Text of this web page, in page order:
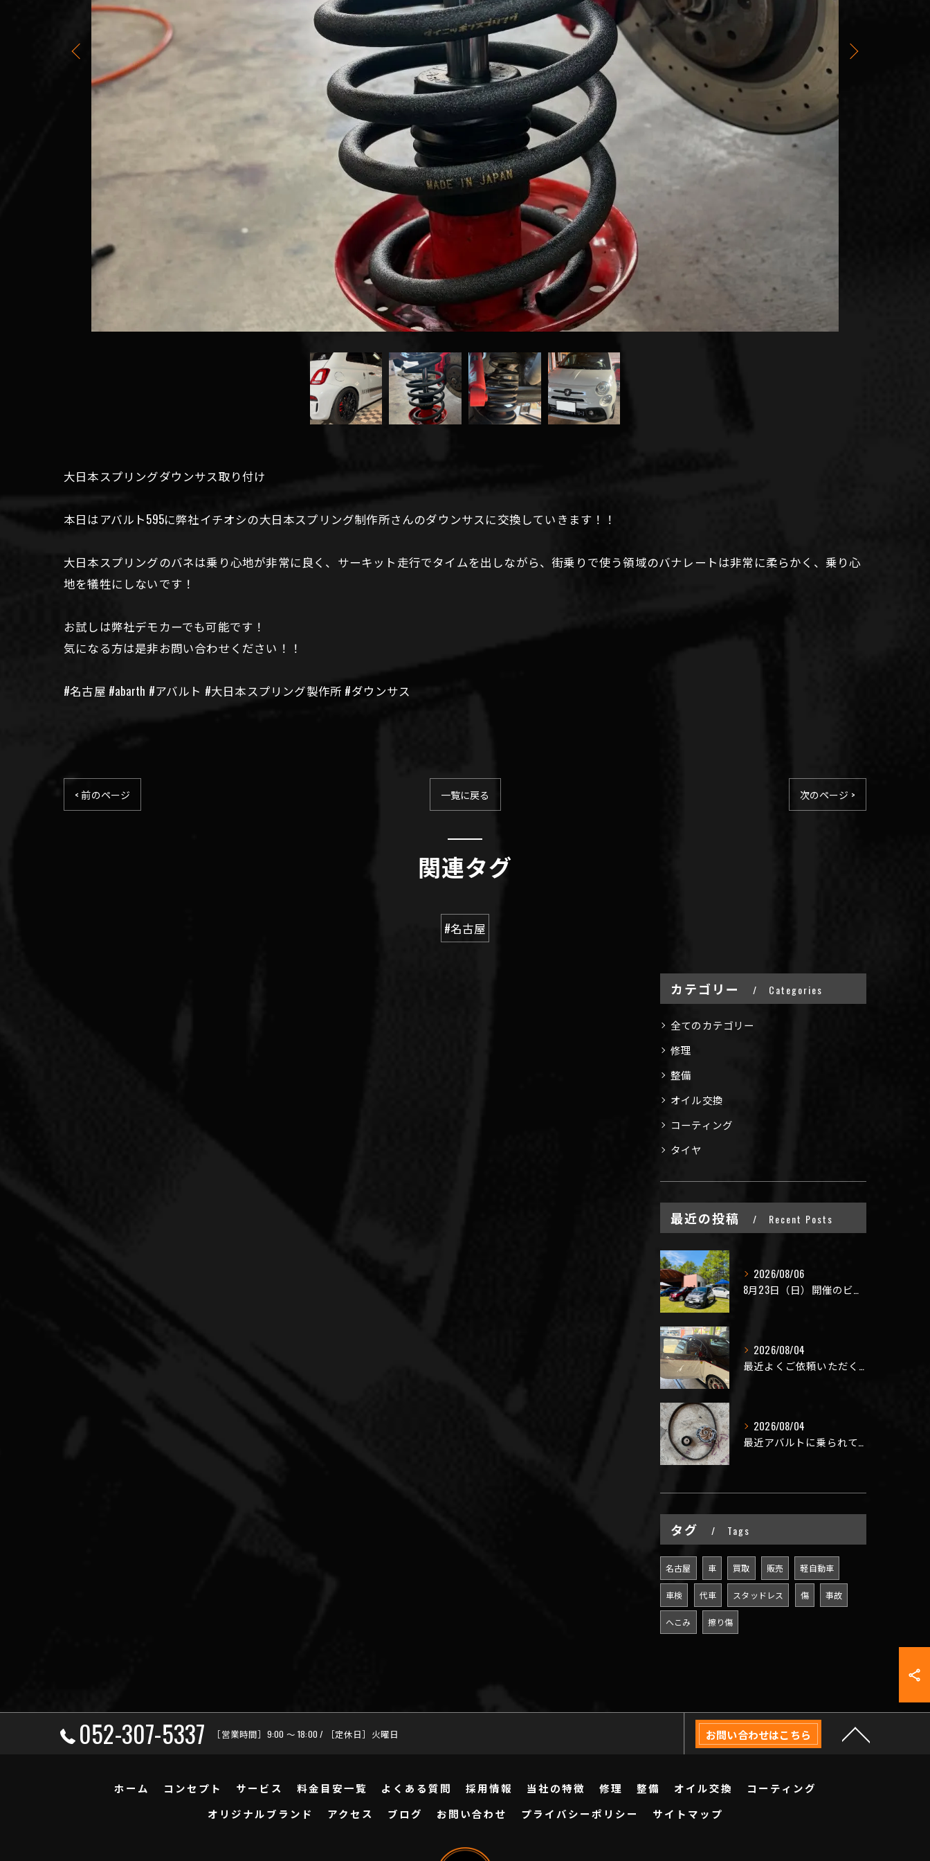
大日本スプリングダウンサス取り付け
本日はアバルト595に弊社イチオシの大日本スプリング制作所さんのダウンサスに交換していきます！！
大日本スプリングのバネは乗り心地が非常に良く、サーキット走行でタイムを出しながら、街乗りで使う領域のバナレートは非常に柔らかく、乗り心
地を犠牲にしないです！
お試しは弊社デモカーでも可能です！
気になる方は是非お問い合わせください！！
#名古屋 #abarth #アバルト #大日本スプリング製作所 #ダウンサス
< 前のページ 一覧に戻る 次のページ >
関連タグ
#名古屋
カテゴリー Categories
全てのカテゴリー
修理
整備
オイル交換
コーティング
タイヤ
最近の投稿 Recent Posts
2026/08/06
8月23日（日）開催のビーナスラインを走ろうの会 夏の陣
2026/08/04
最近よくご依頼いただく、弊社おすすめメニュー！
2026/08/04
最近アバルトに乗られてるお客様のご来店がありがたいことに大幅...
タグ Tags
名古屋 車 買取 販売 軽自動車
車検 代車 スタッドレス 傷 事故
へこみ 擦り傷
052-307-5337 ［営業時間］9:00 ～ 18:00 / ［定休日］火曜日 お問い合わせはこちら
ホーム コンセプト サービス 料金目安一覧 よくある質問 採用情報 当社の特徴 修理 整備 オイル交換
コーティング
オリジナルブランド
アクセス ブログ お問い合わせ プライバシーポリシー サイトマップ